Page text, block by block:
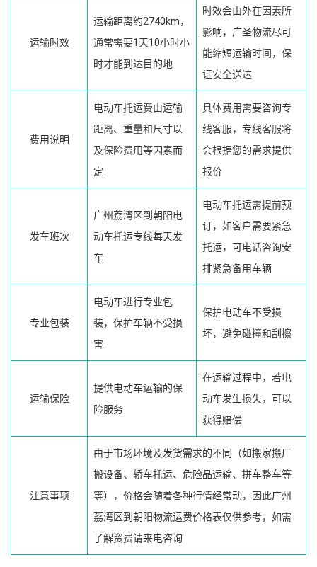
运输时效
运输距离约2740km，
通常需要1天10小时小
时才能到达目的地
时效会由外在因素所
影响，广圣物流尽可
能缩短运输时间，保
证安全送达
费用说明
电动车托运费由运输
距离、重量和尺寸以
及保险费用等因素而
定
具体费用需要咨询专
线客服，专线客服将
会根据您的需求提供
报价
发车班次
广州荔湾区到朝阳电
动车托运专线每天发
车
电动车托运需提前预
订，如客户需要紧急
托运，可电话咨询安
排紧急备用车辆
专业包装
电动车进行专业包
装，保护车辆不受损
害
保护电动车不受损
坏，避免碰撞和刮擦
运输保险
提供电动车运输的保
险服务
在运输过程中，若电
动车发生损失，可以
获得赔偿
注意事项
由于市场环境及发货需求的不同（如搬家搬厂
搬设备、轿车托运、危险品运输、拼车整车等
等），价格会随着各种行情经常动，因此广州
荔湾区到朝阳物流运费价格表仅供参考，如需
了解资费请来电咨询